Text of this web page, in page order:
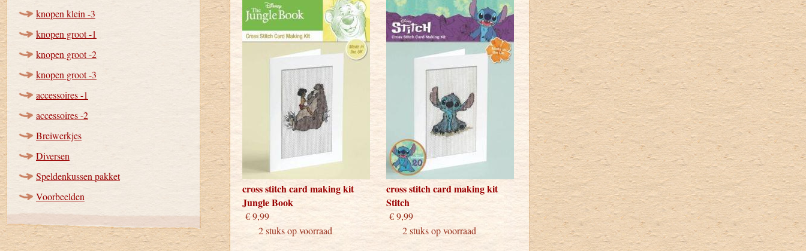
knopen klein -3
knopen groot -1
knopen groot -2
knopen groot -3
accessoires -1
accessoires -2
Breiwerkjes
Diversen
Speldenkussen pakket
Voorbeelden
cross stitch card making kit
Jungle Book
€ 9,99
2 stuks op voorraad
cross stitch card making kit
Stitch
€ 9,99
2 stuks op voorraad